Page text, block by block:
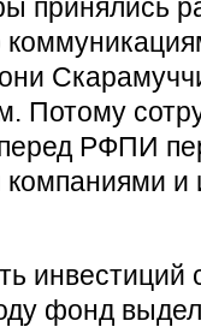
принялись
Потому
РФПИ
компаниями
фонд